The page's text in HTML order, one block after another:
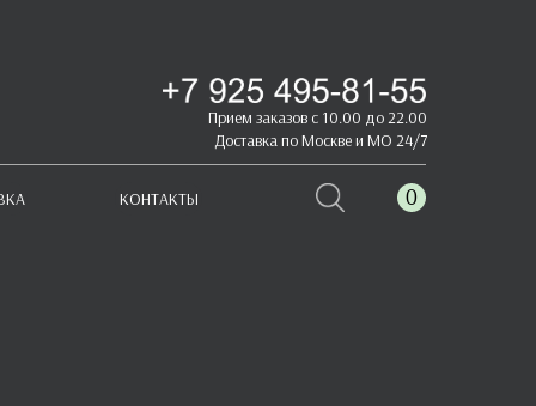
КОНТАКТЫ 0
Доставка по Москве и МО 24/7
Прием заказов с 10.00 до 22.00